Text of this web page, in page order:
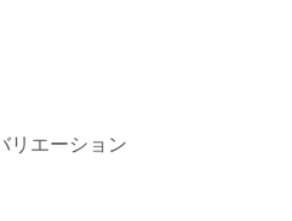
リエーション